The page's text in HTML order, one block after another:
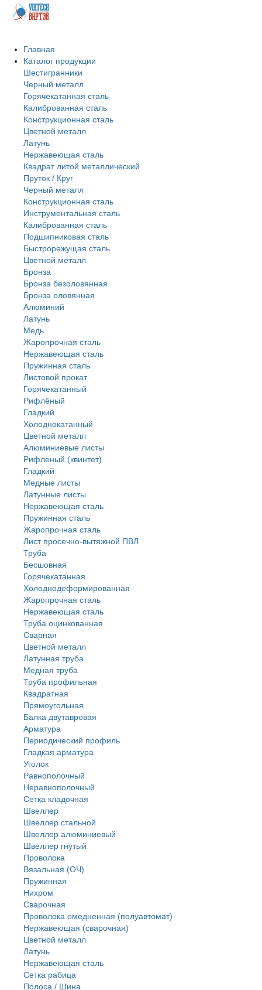
Главная
Каталог продукции
Шестигранники
Черный металл
Горячекатанная сталь
Калиброванная сталь
Конструкционная сталь
Цветной металл
Латунь
Нержавеющая сталь
Квадрат литой металлический
Пруток / Круг
Черный металл
Конструкционная сталь
Инструментальная сталь
Калиброванная сталь
Подшипниковая сталь
Быстрорежущая сталь
Цветной металл
Бронза
Бронза безоловянная
Бронза оловянная
Алюминий
Латунь
Медь
Жаропрочная сталь
Нержавеющая сталь
Пружинная сталь
Листовой прокат
Горячекатанный
Рифлёный
Гладкий
Холоднокатанный
Цветной металл
Алюминиевые листы
Рифленый (квинтет)
Гладкий
Медные листы
Латунные листы
Нержавеющая сталь
Пружинная сталь
Жаропрочная сталь
Лист просечно-вытяжной ПВЛ
Труба
Бесшовная
Горячекатанная
Холоднодеформированная
Жаропрочная сталь
Нержавеющая сталь
Труба оцинкованная
Сварная
Цветной металл
Латунная труба
Медная труба
Труба профильная
Квадратная
Прямоугольная
Балка двутавровая
Арматура
Периодический профиль
Гладкая арматура
Уголок
Равнополочный
Неравнополочный
Сетка кладочная
Швеллер
Швеллер стальной
Швеллер алюминиевый
Швеллер гнутый
Проволока
Вязальная (ОЧ)
Пружинная
Нихром
Сварочная
Проволока омедненная (полуавтомат)
Нержавеющая (сварочная)
Цветной металл
Латунь
Нержaвеющая сталь
Сетка рабица
Полоса / Шина